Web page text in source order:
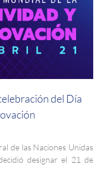
del Día
de las Naciones Unidas
designar el 21 de